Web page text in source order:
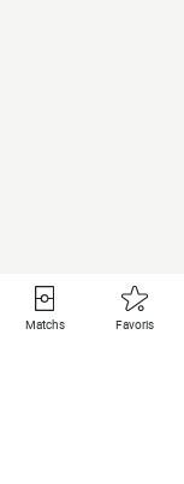
Matchs Favoris